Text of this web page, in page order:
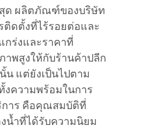
ด ผลิตภัณฑ์ของบริษัท
ดตั้งที่ไร้รอยต่อและ
กร่งและราคาที่
พสูงให้กับร้านค้าปลีก
น แต่ยังเป็นไปตาม
งความพร้อมในการ
การ คือคุณสมบัติที่
น้ำที่ได้รับความนิยม